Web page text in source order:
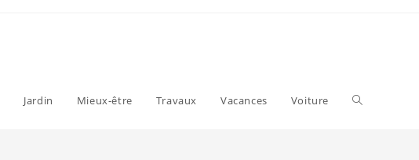
Jardin Mieux-être Travaux Vacances Voiture Toggle